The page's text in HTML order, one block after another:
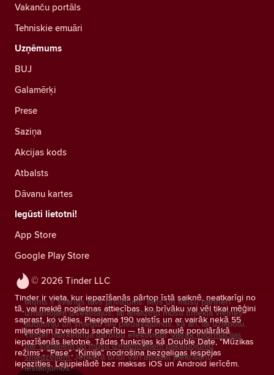
© 2026 Tinder LLC
Tinder ir vieta, kur iepazīšanās pārtop īstā saiknē, neatkarīgi no
tā, vai meklē nopietnas attiecības, ko brīvāku vai vēl tikai mēģini
saprast, ko vēlies. Pieejama 190 valstīs un ar vairāk nekā 55
miljardiem izveidotu saderību — tā ir pasaulē populārākā
iepazīšanās lietotne. Tādas funkcijas kā Double Date, "Mūzikas
režīms", "Pase", "Ķīmija" nodrošina bezgalīgas iespējas
iepazīties. Lejupielādē bez maksas iOS un Android ierīcēm.
Vakanču portāls
Tehniskie emuāri
Uzņēmums
BUJ
Galamērķi
Prese
Saziņa
Akcijas kods
Atbalsts
Dāvanu kartes
Iegūsti lietotni!
App Store
Google Play Store
Mums ir svarīgs tavs privātums. Mēs un mūsu partneri
izmantojam izsekotājus, lai analizētu mūsu tīmekļa vietnes
auditoriju un sniegtu tev piedāvājumus, kā arī, lai uzlabotu
Tinder mārketinga darbību efektivitāti. Vairāk informācijas
par sīkfailiem un mūsu izmantotajiem pakalpojumu
sniedzējiem. Jebkurā brīdī vari atsaukt piekrišanu
iestatījumos.